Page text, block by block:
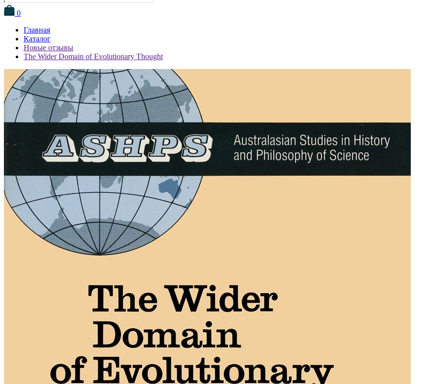
0
Главная
Каталог
Новые отзывы
The Wider Domain of Evolutionary Thought